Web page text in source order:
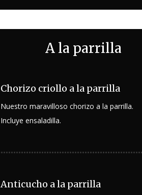
A la parrilla
Chorizo criollo a la parrilla
Nuestro maravilloso chorizo a la parrilla.
Incluye ensaladilla.
Anticucho a la parrilla